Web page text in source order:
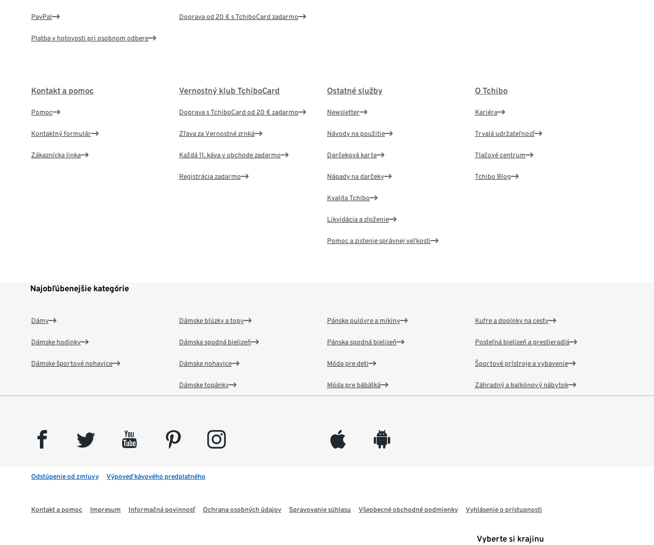
PayPal
Platba v hotovosti pri osobnom odbere
Doprava od 20 € s TchiboCard zadarmo
Kontakt a pomoc
Pomoc
Kontaktný formulár
Zákaznícka linka
Vernostný klub TchiboCard
Doprava s TchiboCard od 20 € zadarmo
Zľava za Vernostné zrnká
Každá 11. káva v obchode zadarmo
Registrácia zadarmo
Ostatné služby
Newsletter
Návody na použitie
Darčeková karta
Nápady na darčeky
Kvalita Tchibo
Likvidácia a zloženie
Pomoc a zistenie správnej veľkosti
O Tchibo
Kariéra
Trvalá udržateľnosť
Tlačové centrum
Tchibo Blog
Najobľúbenejšie kategórie
Dámy
Dámske hodinky
Dámske športové nohavice
Dámske blúzky a topy
Dámska spodná bielizeň
Dámske nohavice
Dámske topánky
Pánske pulóvre a mikiny
Pánska spodná bielizeň
Móda pre deti
Móda pre bábätká
Kufre a doplnky na cesty
Posteľná bielizeň a prestieradlá
Športové prístroje a vybavenie
Záhradný a balkónový nábytok
facebook twitter youtube pinterest instagram appleinc android
Odstúpenie od zmluvy Výpoveď kávového predplatného
Kontakt a pomoc Impresum Informačná povinnosť Ochrana osobných údajov Spravovanie súhlasu Všeobecné obchodné podmienky Vyhlásenie o prístupnosti
Vyberte si krajinu